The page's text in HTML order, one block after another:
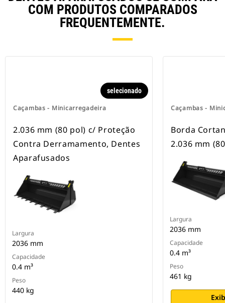
COM PRODUTOS COMPARADOS
FREQUENTEMENTE.
Caçambas - Minicarregadeira
selecionado
2.036 mm (80 pol) c/ Proteção
Contra Derramamento, Dentes
Aparafusados
Largura
2036 mm
Capacidade
0.4 m³
Peso
440 kg
Caçambas -
Borda
2.036 mm
Largura
2036 mm
Capacidade
0.4 m³
Peso
461 kg